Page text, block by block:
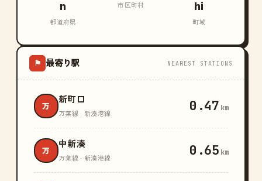
n
都道府県
市区町村
hi
町域
⚑ 最寄り駅 NEAREST STATIONS
万
新町口
万葉線 · 新湊港線 0.47 km
万
中新湊
万葉線 · 新湊港線 0.65 km